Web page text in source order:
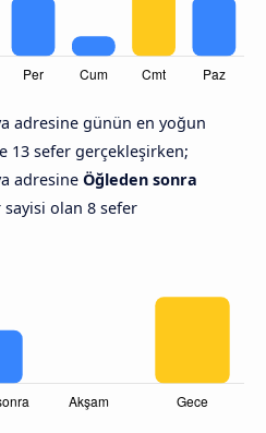
adresine günün en yoğun
13 sefer gerçekleşirken;
adresine Öğleden sonra
olan 8 sefer